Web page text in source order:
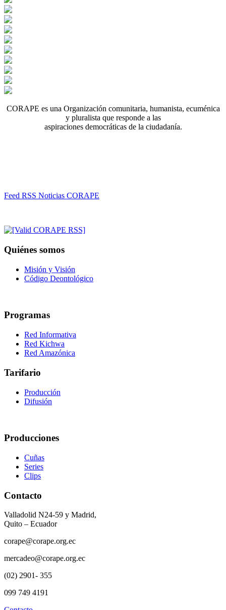
CORAPE es una Organización comunitaria, humanista, ecuménica
y pluralista que responde a las
aspiraciones democráticas de la ciudadanía.
Feed RSS Noticias CORAPE
Quiénes somos
Misión y Visión
Código Deontológico
Programas
Red Informativa
Red Kichwa
Red Amazónica
Tarifario
Producción
Difusión
Producciones
Cuñas
Series
Clips
Contacto
Valladolid N24-59 y Madrid,
Quito – Ecuador
corape@corape.org.ec
mercadeo@corape.org.ec
(02) 2901- 355
099 749 4191